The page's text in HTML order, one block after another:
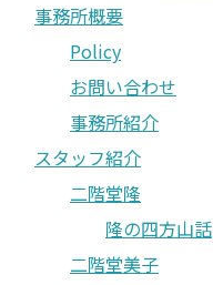
事務所概要
Policy
お問い合わせ
事務所紹介
スタッフ紹介
二階堂隆
隆の四方山話
二階堂美子